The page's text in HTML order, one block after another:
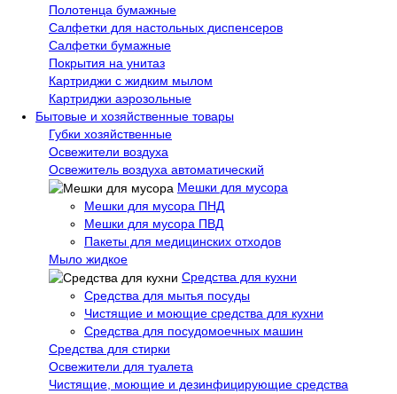
Полотенца бумажные
Салфетки для настольных диспенсеров
Салфетки бумажные
Покрытия на унитаз
Картриджи с жидким мылом
Картриджи аэрозольные
Бытовые и хозяйственные товары
Губки хозяйственные
Освежители воздуха
Освежитель воздуха автоматический
Мешки для мусора
Мешки для мусора ПНД
Мешки для мусора ПВД
Пакеты для медицинских отходов
Мыло жидкое
Средства для кухни
Средства для мытья посуды
Чистящие и моющие средства для кухни
Средства для посудомоечных машин
Средства для стирки
Освежители для туалета
Чистящие, моющие и дезинфицирующие средства